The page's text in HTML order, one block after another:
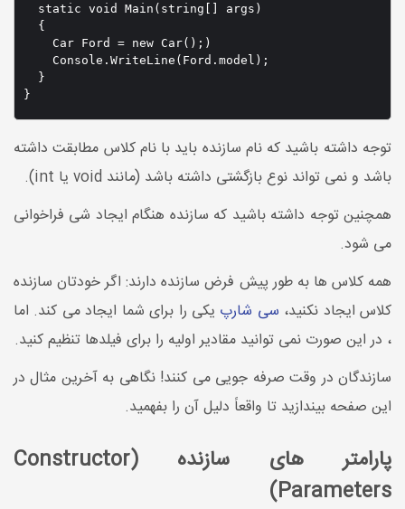
  static void Main(string[] args)
  {
    Car Ford = new Car();)
    Console.WriteLine(Ford.model);
  }
توجه داشته باشید که نام سازنده باید با نام کلاس مطابقت داشته
باشد و نمی تواند نوع بازگشتی داشته باشد (مانند void یا int).
همچنین توجه داشته باشید که سازنده هنگام ایجاد شی فراخوانی
می شود.
همه کلاس ها به طور پیش فرض سازنده دارند: اگر خودتان سازنده
کلاس ایجاد نکنید، سی شارپ یکی را برای شما ایجاد می کند. اما
، در این صورت نمی توانید مقادیر اولیه را برای فیلدها تنظیم کنید.
سازندگان در وقت صرفه جویی می کنند! نگاهی به آخرین مثال در
این صفحه بیندازید تا واقعاً دلیل آن را بفهمید.
پارامتر های سازنده (Constructor
Parameters)